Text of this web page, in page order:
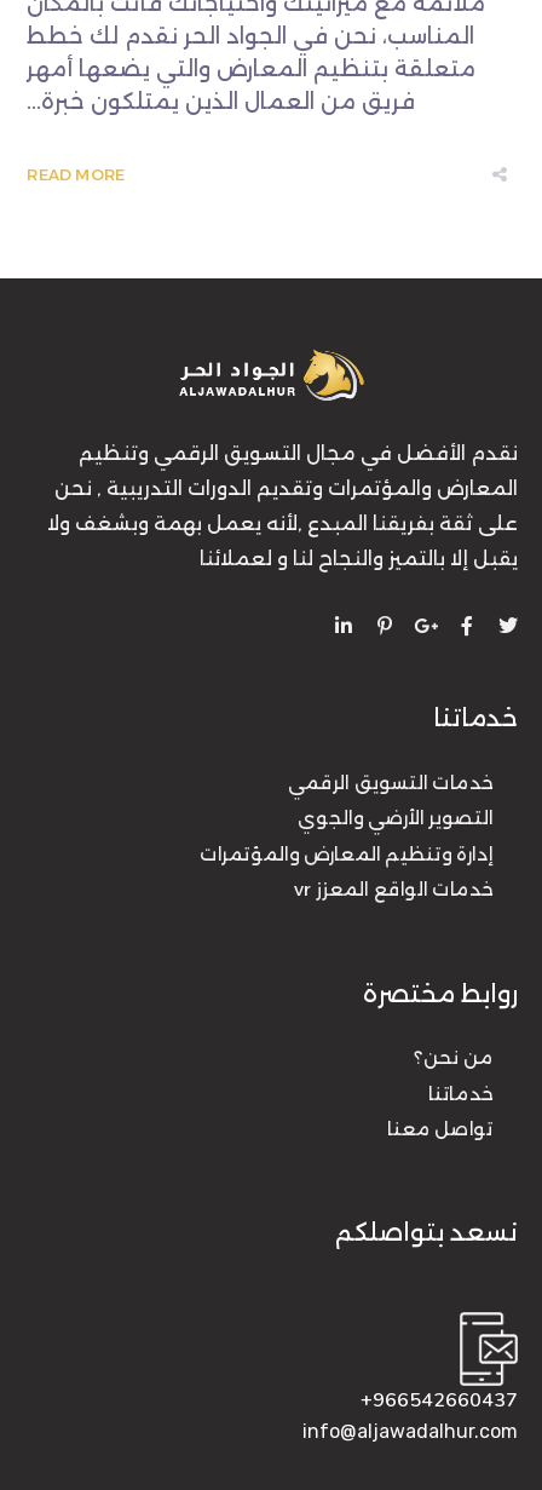
المناسب، نحن في الجواد الحر نقدم لك خطط
متعلقة بتنظيم المعارض والتي يضعها أمهر
فريق من العمال الذين يمتلكون خبرة...
READ MORE
نقدم الأفضل في مجال التسويق الرقمي وتنظيم
المعارض والمؤتمرات وتقديم الدورات التدريبية , نحن
على ثقة بفريقنا المبدع ,لأنه يعمل بهمة وبشغف ولا
يقبل إلا بالتميز والنجاح لنا و لعملائنا
خدماتنا
خدمات التسويق الرقمي
التصوير الأرضي والجوي
إدارة وتنظيم المعارض والمؤتمرات
خدمات الواقع المعزز vr
روابط مختصرة
من نحن؟
خدماتنا
تواصل معنا
نسعد بتواصلكم
966542660437+
info@aljawadalhur.com